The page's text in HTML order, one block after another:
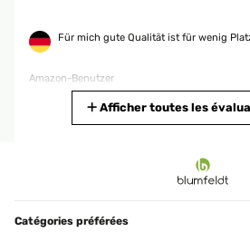
Für mich gute Qualität ist für wenig
Amazon-Benutzer
nur sagen dass es viele Schrauben sind
handhaben. Ging relatif schnell! Kann
Afficher toutes les
Catégories préférées